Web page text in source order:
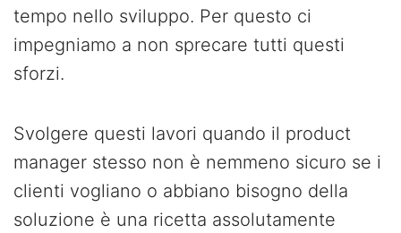
tempo nello sviluppo. Per questo ci
impegniamo a non sprecare tutti questi
sforzi.
Svolgere questi lavori quando il product
manager stesso non è nemmeno sicuro se i
clienti vogliano o abbiano bisogno della
soluzione è una ricetta assolutamente